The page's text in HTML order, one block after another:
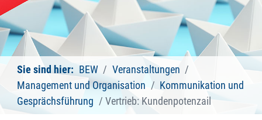
Sie sind hier: BEW
Veranstaltungen
Management und Organisation
Kommunikation und
Gesprächsführung
Vertrieb: Kundenpotenzail